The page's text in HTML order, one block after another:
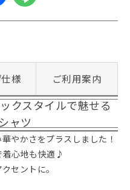
様 ご利用案内
クスタイルで魅せる
ャツ
やかさをプラスしました！
着心地も快適♪
セントに。